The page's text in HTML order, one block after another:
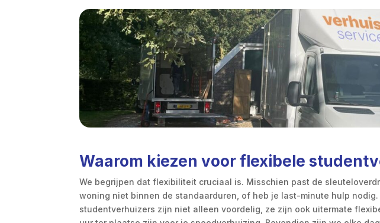
Waarom kiezen voor flexibele
We begrijpen dat flexibiliteit cruciaal is. Misschien past de
woning niet binnen de standaarduren, of heb je last-minute hulp nodig.
studentverhuizers zijn niet alleen voordelig, ze zijn ook uitermate